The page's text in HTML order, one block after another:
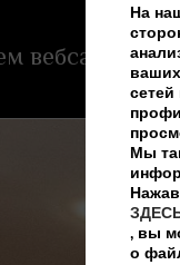
вебсайте вы
На
Мы
Нажав
, вы
о